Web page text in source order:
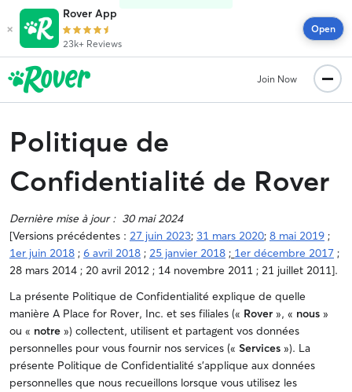
Join Now
Politique de
Confidentialité de Rover
Dernière mise à jour : 30 mai 2024
[Versions précédentes : 27 juin 2023; 31 mars 2020; 8 mai 2019 ;
1er juin 2018 ; 6 avril 2018 ; 25 janvier 2018 ; 1er décembre 2017 ;
28 mars 2014 ; 20 avril 2012 ; 14 novembre 2011 ; 21 juillet 2011].
La présente Politique de Confidentialité explique de quelle
manière A Place for Rover, Inc. et ses filiales (« Rover », « nous »
ou « notre ») collectent, utilisent et partagent vos données
personnelles pour vous fournir nos services (« Services »). La
présente Politique de Confidentialité s'applique aux données
personnelles que nous recueillons lorsque vous utilisez les
×
Rover App
23k+ Reviews
Open